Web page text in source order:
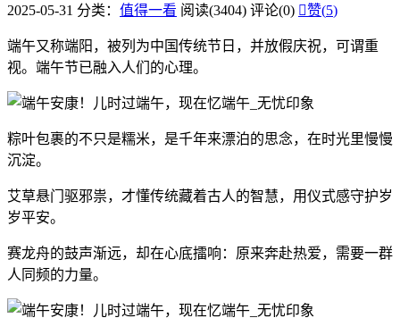
2025-05-31 分类： 值得一看 阅读(3404) 评论(0) 赞(5)
端午又称端阳，被列为中国传统节日，并放假庆祝，可谓重
视。端午节已融入人们的心理。
粽叶包裹的不只是糯米，是千年来漂泊的思念，在时光里慢慢
沉淀。
艾草悬门驱邪祟，才懂传统藏着古人的智慧，用仪式感守护岁
岁平安。
赛龙舟的鼓声渐远，却在心底擂响：原来奔赴热爱，需要一群
人同频的力量。